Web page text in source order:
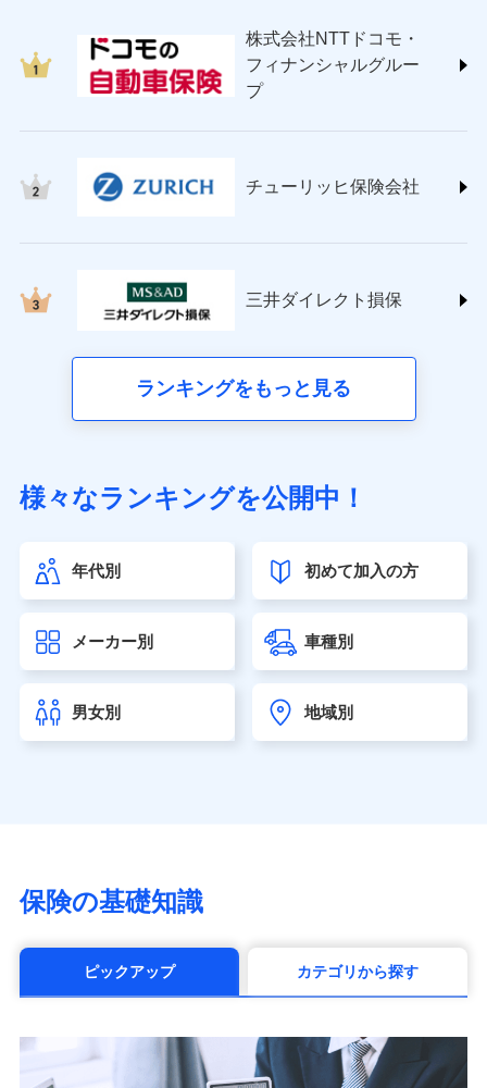
ＳＯＭＰＯダイレクト損害保険株式会社
(https://www.sompo-direct.co.jp/)
チューリッヒ保険会社 (https://www.zurich.co.jp/)
(https://www.nisshinfire.co.jp/)
(https://www.petfamilyins.co.jp/)
ins.com/)
三井ダイレクト損害保険株式会社
（https://www.sonylife.co.jp）
第一ネオ生命保険株式会社（https://neofirst.co.jp/）
大樹生命保険株式会社（https://www.taiju-life.co.jp）
seimei.co.jp）
チューリッヒ生命保険株式会社
東京海上日動あんしん生命保険株式会社
（https://www.tmn-anshin.co.jp/）
マニュライフ生命保険株式会社
（https://www.manulife.co.jp/）
（https://www.msa-life.co.jp/）
メットライフ生命株式会社(https://www.metlife.co.jp/)
■少額短期保険
株式会社NTTドコモ・
フィナンシャルグルー
プ
チューリッヒ保険会社
三井ダイレクト損保
ランキングをもっと見る
様々なランキングを公開中！
年代別 初めて加入の方
メーカー別 車種別
男女別 地域別
保険の基礎知識
ピックアップ カテゴリから探す